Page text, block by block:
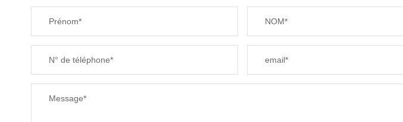
Prénom* NOM*
N° de téléphone* email*
Message*